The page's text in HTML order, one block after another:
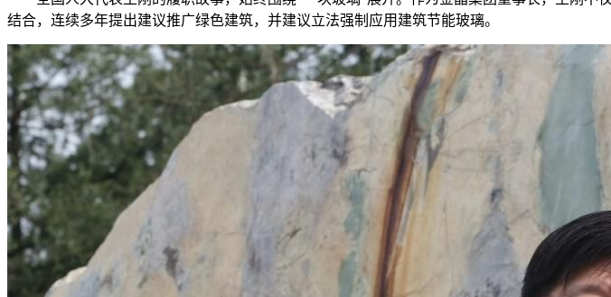
结合，连续多年提出建议推广绿色建筑，并建议立法强制应用建筑节能玻璃。